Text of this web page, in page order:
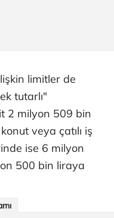
limitler de
tutarlı"
2 milyon 509 bin
veya çatılı iş
ise 6 milyon
500 bin liraya